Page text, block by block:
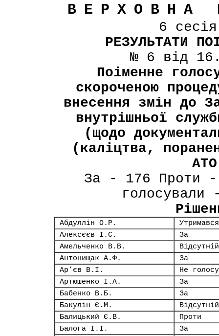
ВЕРХОВНА
6
РЕЗУЛЬТАТИ
№ 6 від
Поіменне
скороченою
внесення змін до
внутрішньої
(щодо
(каліцтва,
За - 176 Проти
Абдуллін О.Р.
Утримався
Алексєєв І.С.
За
Амельченко В.В.
Відсутній
Антонищак А.Ф.
За
Ар’єв В.І.
Не
Артюшенко І.А.
За
Бабенко В.Б.
За
Бакулін Є.М.
Відсутній
Балицький Є.В.
Проти
Балога І.І.
За